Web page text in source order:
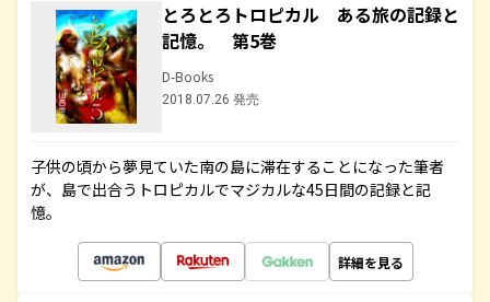
とろとろトロピカル ある旅の記録と
記憶。 第5巻
D-Books
2018.07.26 発売
子供の頃から夢見ていた南の島に滞在することになった筆者
が、島で出合うトロピカルでマジカルな45日間の記録と記
憶。
詳細を見る